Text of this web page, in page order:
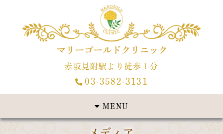
赤坂見附駅より徒歩１分
03-3582-3131
MENU